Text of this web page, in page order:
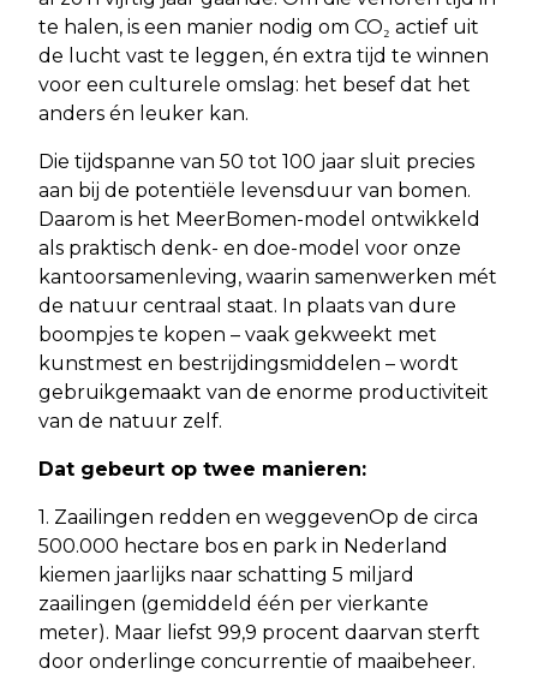
te halen, is een manier nodig om CO₂ actief uit
de lucht vast te leggen, én extra tijd te winnen
voor een culturele omslag: het besef dat het
anders én leuker kan.
Die tijdspanne van 50 tot 100 jaar sluit precies
aan bij de potentiële levensduur van bomen.
Daarom is het MeerBomen-model ontwikkeld
als praktisch denk- en doe-model voor onze
kantoorsamenleving, waarin samenwerken mét
de natuur centraal staat. In plaats van dure
boompjes te kopen – vaak gekweekt met
kunstmest en bestrijdingsmiddelen – wordt
gebruikgemaakt van de enorme productiviteit
van de natuur zelf.
Dat gebeurt op twee manieren:
1. Zaailingen redden en weggevenOp de circa
500.000 hectare bos en park in Nederland
kiemen jaarlijks naar schatting 5 miljard
zaailingen (gemiddeld één per vierkante
meter). Maar liefst 99,9 procent daarvan sterft
door onderlinge concurrentie of maaibeheer.